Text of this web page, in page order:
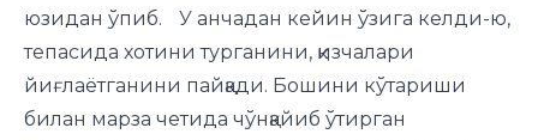
юзидан ўпиб. У анчадан кейин ўзига келди-ю,
тепасида хотини турганини, қизчалари
йиғлаётганини пайқади. Бошини кўтариши
билан марза четида чўнқайиб ўтирган